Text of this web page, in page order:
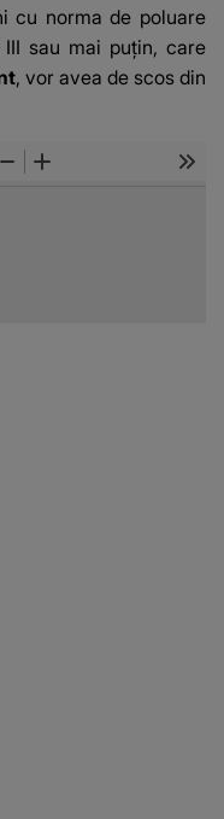
cu norma de poluare
III sau mai puțin, care
, vor avea de scos din